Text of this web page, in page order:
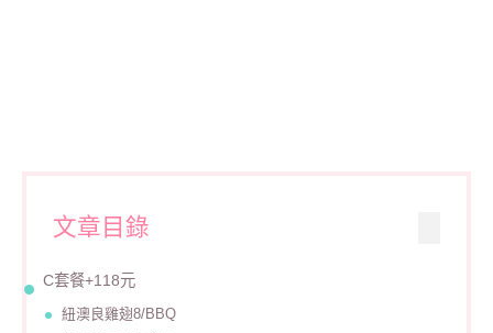
文章目錄
C套餐+118元
紐澳良雞翅8/BBQ